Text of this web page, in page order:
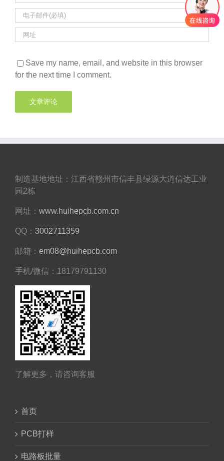
Save my name, email, and website in this browser
for the next time I comment.
制造基地地址：江西省赣州市信丰县绿源大道信达工业
园2栋
网址： www.huihepcb.com.cn
QQ： 3002711359
邮箱： em08@huihepcb.com
手机/微信：18179791130
了解更多，请咨询客服
首页
PCB打样
电路板批量